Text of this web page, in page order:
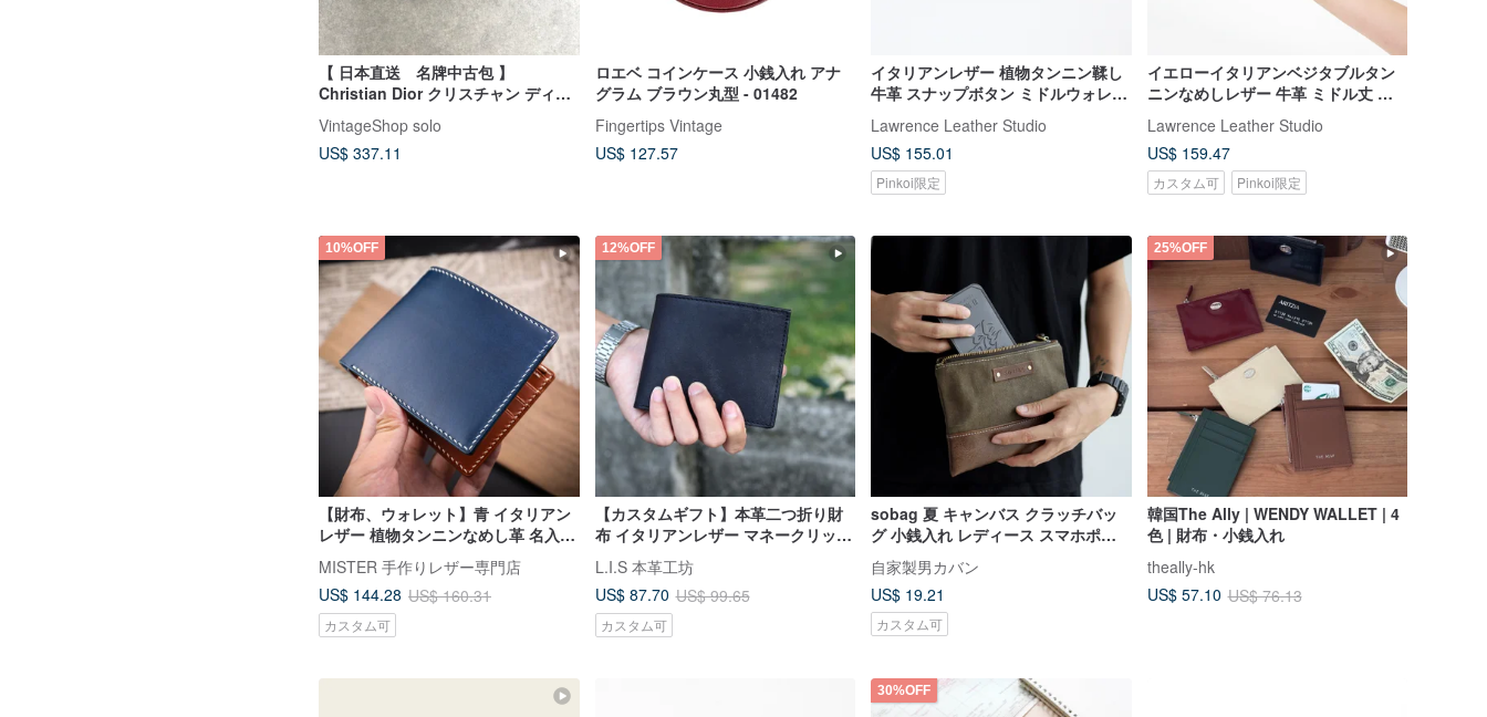
【 日本直送 名牌中古包 】
Christian Dior クリスチャン ディオ
ール カナージュ 財布 ブラック ロゴ
チャーム レザー 3つ折り tsk2vs
VintageShop solo
US$ 337.11
ロエベ コインケース 小銭入れ アナ
グラム ブラウン丸型 - 01482
Fingertips Vintage
US$ 127.57
イタリアンレザー 植物タンニン鞣し
牛革 スナップボタン ミドルウォレッ
ト ショートウォレット 小銭入れ 誕
生日 バレンタイン ギフト
Lawrence Leather Studio
US$ 155.01
Pinkoi限定
イエローイタリアンベジタブルタン
ニンなめしレザー 牛革 ミドル丈 ク
リップファスナー コインバッグ 誕生
日 クリスマス ギフト
Lawrence Leather Studio
US$ 159.47
カスタム可 Pinkoi限定
10%OFF
【財布、ウォレット】青 イタリアン
レザー 植物タンニンなめし革 名入れ
刻印 Mister手作
MISTER 手作りレザー専門店
US$ 144.28 US$ 160.31
カスタム可
12%OFF
【カスタムギフト】本革二つ折り財
布 イタリアンレザー マネークリップ
付き 5 色 父の日ギフト
L.I.S 本革工坊
US$ 87.70 US$ 99.65
カスタム可
sobag 夏 キャンバス クラッチバッ
グ 小銭入れ レディース スマホポー
チ メンズ 国内ブランド レトロ ユニ
セックス キーケース
自家製男カバン
US$ 19.21
カスタム可
25%OFF
韓国The Ally | WENDY WALLET | 4
色 | 財布・小銭入れ
theally-hk
US$ 57.10 US$ 76.13
30%OFF